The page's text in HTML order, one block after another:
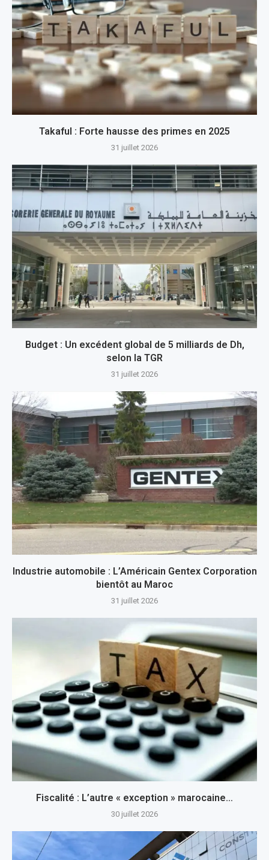
Takaful : Forte hausse des primes en 2025
31 juillet 2026
Budget : Un excédent global de 5 milliards de Dh,
selon la TGR
31 juillet 2026
Industrie automobile : L’Américain Gentex Corporation
bientôt au Maroc
31 juillet 2026
Fiscalité : L’autre « exception » marocaine…
30 juillet 2026